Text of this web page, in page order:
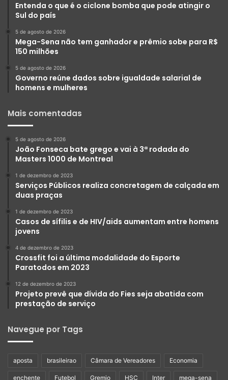
Entenda o que é o ciclone bomba que pode atingir o
Sul do país
5 de agosto de 2026
Mega-Sena não tem ganhador e prêmio sobe para R$
150 milhões
5 de agosto de 2026
Governo reúne dados sobre igualdade salarial de
homens e mulheres
Mais comentadas
5 de agosto de 2026
João Fonseca bate grego e vai à 3ª rodada do
Masters 1000 de Montreal
1 de dezembro de 2023
Serviços Públicos realiza concretagem de calçada em
duas praças
1 de dezembro de 2023
Casos de sífilis e de HIV/aids aumentam entre homens
jovens
4 de dezembro de 2023
Crossfit foi a última modalidade do Esporte
Paratodos em 2023
12 de dezembro de 2023
Projeto prevê que dívida do Fies seja abatida com
prestação de serviço
Navegue por Tags
aposta brasileirao Câmara de Vereadores Economia
enchente Futebol Gremio HSC Inter mega-sena